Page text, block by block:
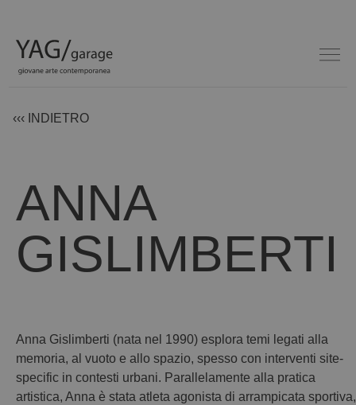
‹‹‹ INDIETRO
ANNA
GISLIMBERTI
Anna Gislimberti (nata nel 1990) esplora temi legati alla
memoria, al vuoto e allo spazio, spesso con interventi site-
specific in contesti urbani. Parallelamente alla pratica
artistica, Anna è stata atleta agonista di arrampicata sportiva,